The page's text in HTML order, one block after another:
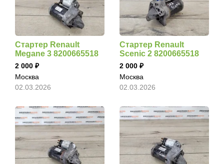
Стартер Renault
Megane 3 8200665518
2 000
Москва
02.03.2026
Стартер Renault
Scenic 2 8200665518
2 000
Москва
02.03.2026